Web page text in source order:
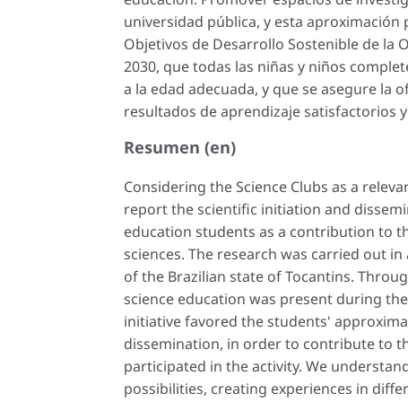
universidad pública, y esta
Objetivos de Desarrollo Sostenible de la
2030, que todas las niñas y niños
a la edad adecuada, y que se asegure
resultados de aprendizaje satisfactorios
Resumen (en)
Considering the Science Clubs as a
report the scientific initiation and
education students as a contribution to
sciences. The research was carried out
of the Brazilian state of Tocantins.
science education was present during
initiative favored the students'
dissemination, in order to contribute to
participated in the activity. We
possibilities, creating experiences in